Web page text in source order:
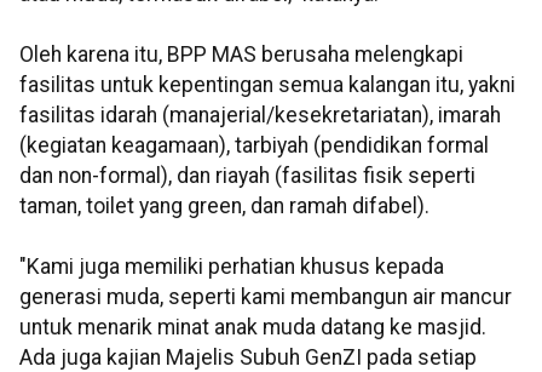
Oleh karena itu, BPP MAS berusaha melengkapi
fasilitas untuk kepentingan semua kalangan itu, yakni
fasilitas idarah (manajerial/kesekretariatan), imarah
(kegiatan keagamaan), tarbiyah (pendidikan formal
dan non-formal), dan riayah (fasilitas fisik seperti
taman, toilet yang green, dan ramah difabel).
"Kami juga memiliki perhatian khusus kepada
generasi muda, seperti kami membangun air mancur
untuk menarik minat anak muda datang ke masjid.
Ada juga kajian Majelis Subuh GenZI pada setiap